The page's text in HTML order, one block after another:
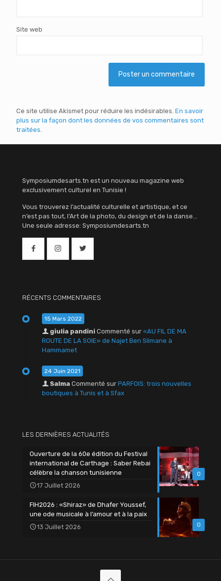
Site web
Ce site utilise Akismet pour réduire les indésirables. En savoir
plus sur la façon dont les données de vos commentaires sont
traitées.
Symposiumdesarts.tn est un nouveau magazine web
exclusivement culturel en Tunisie !
Vous trouverez l’actualité culturelle et artistique, et ce
n’est pas tout, l’Art de la photo, du design et de la danse…
Une seule adresse: Symposiumdesarts.tn
RÉCENTS COMMENTAIRES
15 Mars 2022
giulia pandini Commenté sur «AU FIL DE MA
ROUTE DE LA SOIE» de Najet Ben Slimane à
Hammamet
24 Juin 2021
Salma Commenté sur PARFOIS: trois nouvelles
boutiques à Tunis et à Sfax
LES DERNIÈRES ACTUALITÉS
0
Ouverture de la 60e édition du Festival
international de Carthage : Saber Rebai
célèbre la chanson tunisienne
17 Juillet 2026
0
FIH2026 : «Shiraz» de Dhafer Youssef,
une ode musicale à l’amour et à la paix
13 Juillet 2026